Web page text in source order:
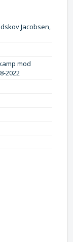
Jacobsen,
mod
2022